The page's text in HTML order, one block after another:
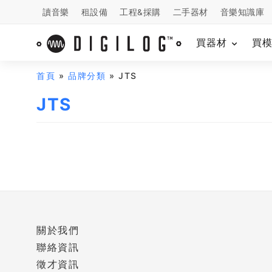
讀音樂 租設備 工程&採購 二手器材 音樂知識庫
買器材 買
首頁 »品牌分類 » JTS
JTS
關於我們
聯絡資訊
徵才資訊